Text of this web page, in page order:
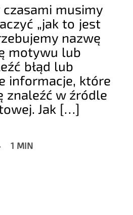
czasami musimy
„jak to jest
nazwę
motywu lub
błąd lub
informacje, które
znaleźć w źródle
Jak […]
1 MIN